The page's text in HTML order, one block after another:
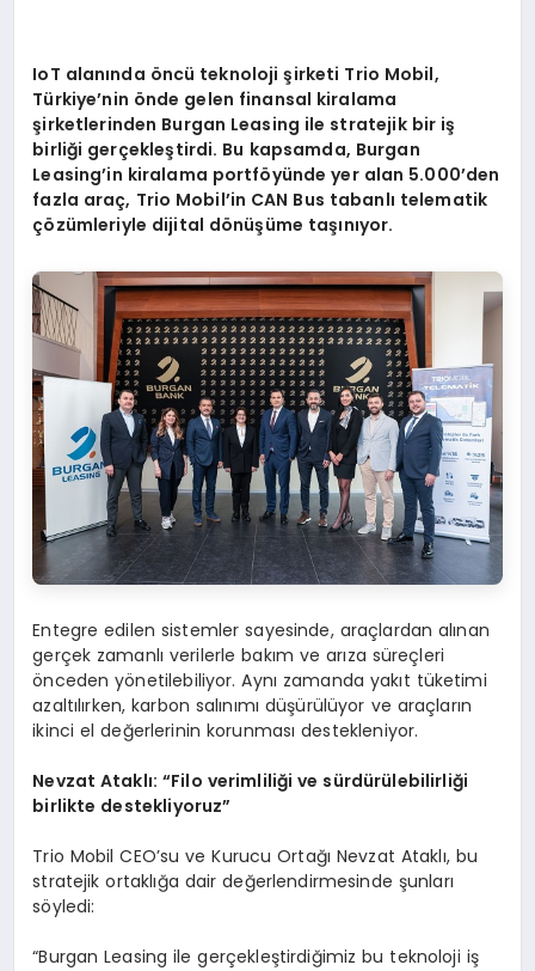
IoT alanında öncü teknoloji şirketi Trio Mobil,
Türkiye’nin önde gelen finansal kiralama
şirketlerinden Burgan Leasing ile stratejik bir iş
birliği gerçekleştirdi. Bu kapsamda, Burgan
Leasing’in kiralama portföyünde yer alan 5.000’den
fazla araç, Trio Mobil’in CAN Bus tabanlı telematik
çözümleriyle dijital dönüşüme taşınıyor.
Entegre edilen sistemler sayesinde, araçlardan alınan
gerçek zamanlı verilerle bakım ve arıza süreçleri
önceden yönetilebiliyor. Aynı zamanda yakıt tüketimi
azaltılırken, karbon salınımı düşürülüyor ve araçların
ikinci el değerlerinin korunması destekleniyor.
Nevzat Ataklı: “Filo verimliliği ve sürdürülebilirliği
birlikte destekliyoruz”
Trio Mobil CEO’su ve Kurucu Ortağı Nevzat Ataklı, bu
stratejik ortaklığa dair değerlendirmesinde şunları
söyledi:
“Burgan Leasing ile gerçekleştirdiğimiz bu teknoloji iş